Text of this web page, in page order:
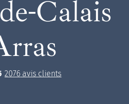
Calais
2076 avis clients